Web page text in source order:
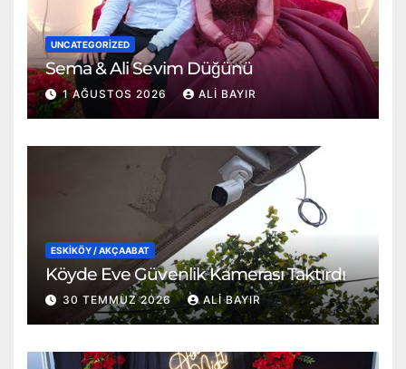
UNCATEGORIZED
Sema & Ali Sevim Düğünü
1 AĞUSTOS 2026 ALI BAYIR
ESKİKÖY / AKÇAABAT
Köyde Eve Güvenlik Kamerası Taktırdı
30 TEMMUZ 2026 ALI BAYIR